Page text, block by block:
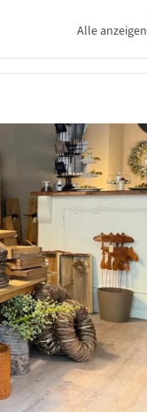
Alle anzeigen